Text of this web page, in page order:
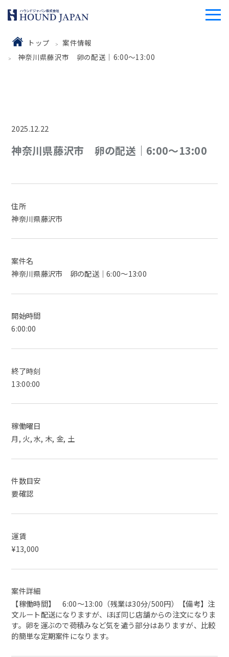
トップ
案件情報
神奈川県藤沢市 卵の配送｜6:00～13:00
2025.12.22
神奈川県藤沢市 卵の配送｜6:00～13:00
住所
神奈川県藤沢市
案件名
神奈川県藤沢市 卵の配送｜6:00～13:00
開始時間
6:00:00
終了時刻
13:00:00
稼働曜日
月, 火, 水, 木, 金, 土
件数目安
要確認
運賃
¥13,000
案件詳細
【稼働時間】 6:00～13:00（残業は30分/500円）【備考】注
文ルート配送になりますが、ほぼ同じ店舗からの注文になりま
す。卵を運ぶので荷積みなど気を遣う部分はありますが、比較
的簡単な定期案件になります。